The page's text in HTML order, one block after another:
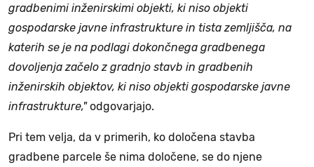
gradbenimi inženirskimi objekti, ki niso objekti
gospodarske javne infrastrukture in tista zemljišča, na
katerih se je na podlagi dokončnega gradbenega
dovoljenja začelo z gradnjo stavb in gradbenih
inženirskih objektov, ki niso objekti gospodarske javne
infrastrukture,"odgovarjajo.
Pri tem velja, da v primerih, ko določena stavba
gradbene parcele še nima določene, se do njene